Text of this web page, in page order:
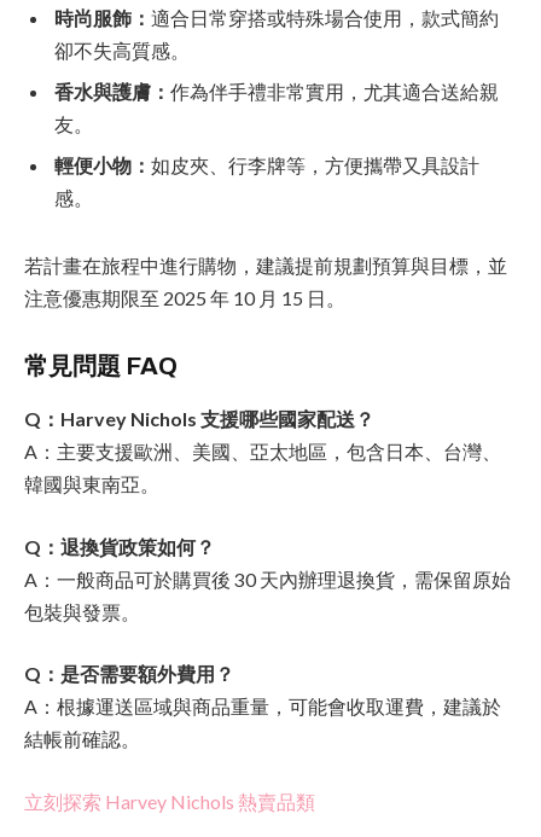
時尚服飾： 適合日常穿搭或特殊場合使用，款式簡約
卻不失高質感。
香水與護膚： 作為伴手禮非常實用，尤其適合送給親
友。
輕便小物： 如皮夾、行李牌等，方便攜帶又具設計
感。
若計畫在旅程中進行購物，建議提前規劃預算與目標，並
注意優惠期限至 2025 年 10 月 15 日。
常見問題 FAQ
Q：Harvey Nichols 支援哪些國家配送？
A：主要支援歐洲、美國、亞太地區，包含日本、台灣、
韓國與東南亞。
Q：退換貨政策如何？
A：一般商品可於購買後 30 天內辦理退換貨，需保留原始
包裝與發票。
Q：是否需要額外費用？
A：根據運送區域與商品重量，可能會收取運費，建議於
結帳前確認。
立刻探索 Harvey Nichols 熱賣品類